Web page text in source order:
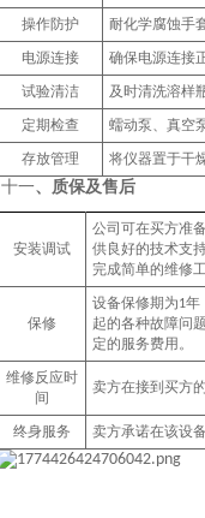
操作防护
耐化学腐蚀手
电源连接
确保电源连接
试验清洁
及时清洗溶样
定期检查
蠕动泵、 真空
存放管理
将仪器置于干
十一、 质保及售后
安装调试
公司可在买方准
供良好的技术支
完成简单的维修
保修
设备保修期为1年
起的各种故障问
定的服务费用。
维修反应时
间
卖方在接到买方
终身服务 卖方承诺在该设